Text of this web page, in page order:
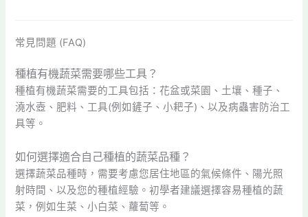
常見問題 (FAQ)
種植有機蔬菜需要哪些工具？
種植有機蔬菜需要的工具包括：花盆或菜園、土壤、種子、
澆水壺、肥料、工具(例如鏟子、小耙子)、以及病蟲害防治工
具等。
如何選擇適合自己種植的蔬菜品種？
選擇蔬菜品種時，需要考慮您居住地區的氣候條件、陽光照
射時間、以及您的種植經驗。初學者建議選擇容易種植的蔬
菜，例如生菜、小白菜、蘿蔔等。